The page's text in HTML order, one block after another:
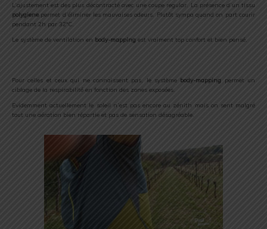
L’ajustement est des plus décontracté avec une coupe regular. La présence d’un tissu
polygiene permet d’éliminer les mauvaises odeurs. Plutôt sympa quand on part courir
pendant 2h par 32°C.
Le système de ventilation en body-mapping est vraiment top confort et bien pensé.
Pour celles et ceux qui ne connaissent pas, le système body-mapping permet un
ciblage de la respirabilité en fonction des zones exposées.
Evidemment actuellement le soleil n’est pas encore au zénith mais on sent malgré
tout une aération bien répartie et pas de sensation désagréable.